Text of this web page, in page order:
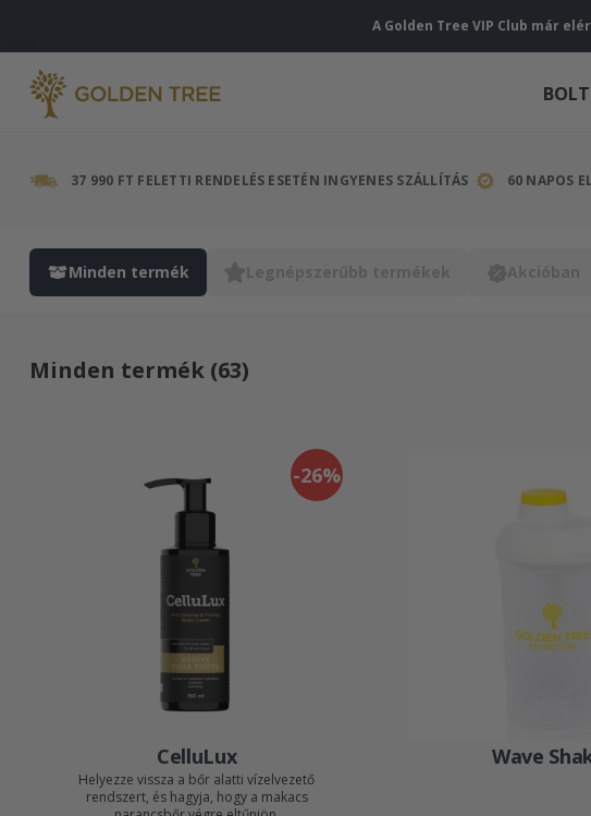
A Golden Tree VIP Club már
BOLT
37 990 FT FELETTI RENDELÉS ESETÉN INGYENES SZÁLLÍTÁS 60 NAPOS
Minden termék Legnépszerűbb termékek Akcióban
Minden termék (63)
-26%
CelluLux
Helyezze vissza a bőr alatti vízelvezető
rendszert, és hagyja, hogy a makacs
Wave